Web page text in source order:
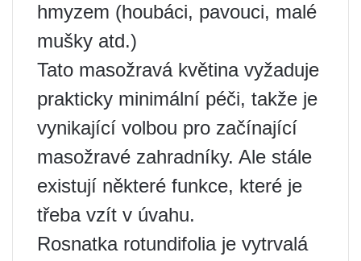
hmyzem (houbáci, pavouci, malé
mušky atd.)
Tato masožravá květina vyžaduje
prakticky minimální péči, takže je
vynikající volbou pro začínající
masožravé zahradníky. Ale stále
existují některé funkce, které je
třeba vzít v úvahu.
Rosnatka rotundifolia je vytrvalá